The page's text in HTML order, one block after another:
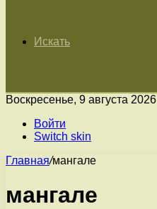
Искать
Воскресенье, 9 августа 2026
Войти
Switch skin
Главная/мангале
мангале